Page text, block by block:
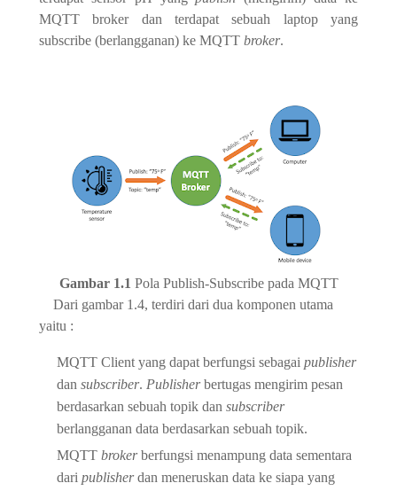
MQTT broker dan terdapat sebuah laptop yang
subscribe (berlangganan) ke MQTT broker.
Gambar 1.1 Pola Publish-Subscribe pada MQTT
Dari gambar 1.4, terdiri dari dua komponen utama
yaitu :
MQTT Client yang dapat berfungsi sebagai publisher
dan subscriber. Publisherbertugas mengirim pesan
berdasarkan sebuah topik dan subscriber
berlangganan data berdasarkan sebuah topik.
MQTT brokerberfungsi menampung data sementara
dari publisherdan meneruskan data ke siapa yang